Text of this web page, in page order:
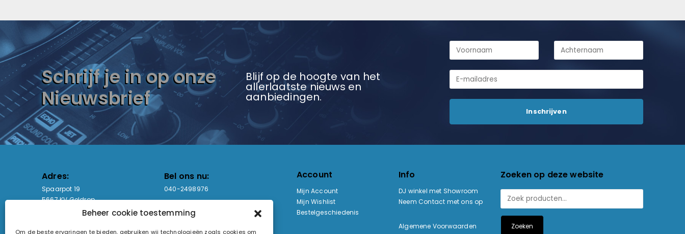
Beheer cookie toestemming
Om de beste ervaringen te bieden, gebruiken wij technologieën zoals cookies om
Schrijf je in op onze
Nieuwsbrief
Blijf op de hoogte van het
allerlaatste nieuws en
aanbiedingen.
Adres:
Spaarpot 19
5667 KV Geldrop
Bel ons nu:
040-2498976
Openingstijden:
Account
Mijn Account
Mijn Wishlist
Bestelgeschiedenis
Info
DJ winkel met Showroom
Neem Contact met ons op
Algemene Voorwaarden
Zoeken op deze website
Zoeken